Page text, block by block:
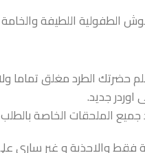
الطفولية اللطيفة
حضرتك الطرد مغلق تماما
جديد.
الملحقات الخاصة
فقط والاحذية و غير ساري